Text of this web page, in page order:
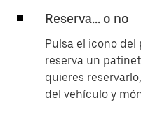
Reserva... o no
Pulsa el icono
reserva un
quieres
del vehículo y